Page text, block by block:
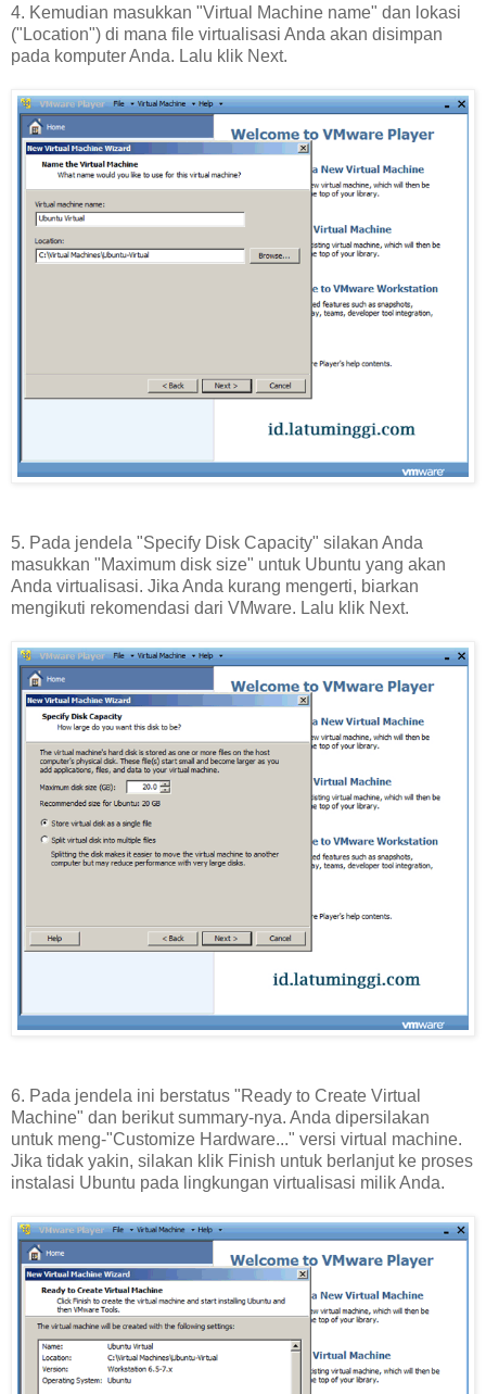
4. Kemudian masukkan "Virtual Machine name" dan lokasi
("Location") di mana file virtualisasi Anda akan disimpan
pada komputer Anda. Lalu klik Next.
5. Pada jendela "Specify Disk Capacity" silakan Anda
masukkan "Maximum disk size" untuk Ubuntu yang akan
Anda virtualisasi. Jika Anda kurang mengerti, biarkan
mengikuti rekomendasi dari VMware. Lalu klik Next.
6. Pada jendela ini berstatus "Ready to Create Virtual
Machine" dan berikut summary-nya. Anda dipersilakan
untuk meng-"Customize Hardware..." versi virtual machine.
Jika tidak yakin, silakan klik Finish untuk berlanjut ke proses
instalasi Ubuntu pada lingkungan virtualisasi milik Anda.